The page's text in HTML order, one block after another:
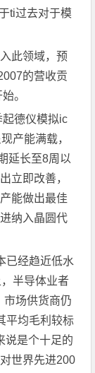
ti过去对于模
此领域，预
的营收贡
。
德仪模拟ic
产能满载，
延长至8周以
立即改善，
能做出最佳
纳入晶圆代
已经趋近低水
半导体业者
市场供货商仍
平均毛利较标
说是个十足的
世界先进200